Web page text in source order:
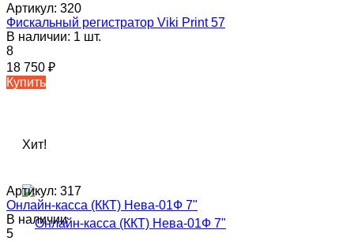
Артикул: 320
Фискальный регистратор Viki Print 57
В наличии: 1 шт.
8
18 750 ₽
Купить
Хит!
Артикул: 317
Онлайн-касса (ККТ) Нева-01Ф 7"
В наличии
5